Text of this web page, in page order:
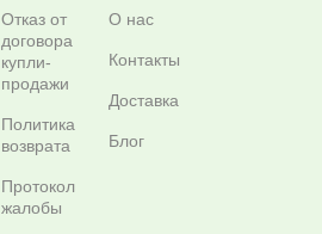
Отказ от
договора
купли-
продажи
Политика
возврата
Протокол
жалобы
О нас
Контакты
Доставка
Блог